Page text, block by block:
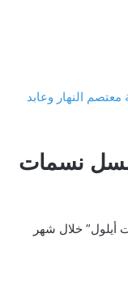
النهار وعابد
نسمات
أيلول” خلال شهر